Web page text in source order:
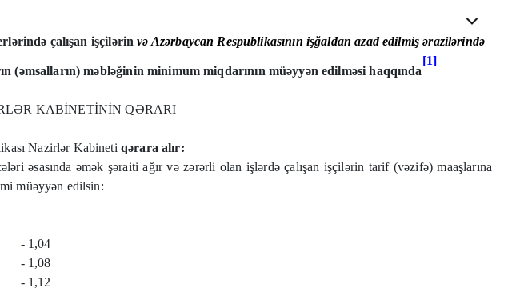
çalışan işçilərinvə Azərbaycan Respublikasının işğaldan azad edilmiş ərazilərində
(əmsalların) məbləğinin minimum miqdarının müəyyən edilməsi haqqında
[1]
KABİNETİNİN QƏRARI
Nazirlər Kabineti qərara alır:
əsasında əmək şəraiti ağır və zərərli olan işlərdə çalışan işçilərin tarif (vəzifə) maaşlarına
müəyyən edilsin:
- 1,04
- 1,08
- 1,12